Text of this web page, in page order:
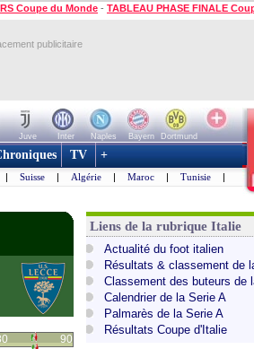
Coupe du Monde - TABLEAU PHASE FINALE
publicitaire
Juve Inter Naples Bayern
Dortmund
TV +
| Suisse | Algérie | Maroc | Tunisie |
90
Liens de la rubrique Italie
Actualité du foot italien
Résultats & classement de
Classement des buteurs de
Calendrier de la Serie A
Palmarès de la Serie A
Résultats Coupe d'Italie